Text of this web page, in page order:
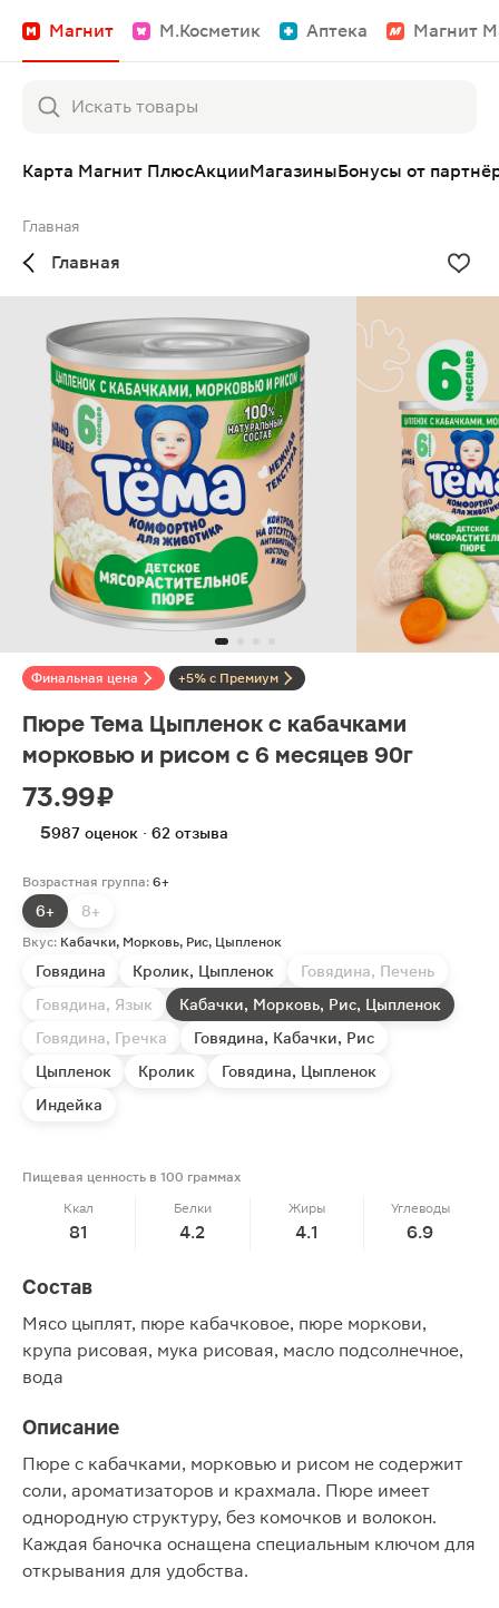
Магнит М.Косметик Аптека Магнит
Карта Магнит ПлюсАкцииМагазиныБонусы от
Главная
Главная
Финальная цена +5% с Премиум
Пюре Тема Цыпленок с кабачками
морковью и рисом с 6 месяцев 90г
73.99 ₽
5987 оценок · 62 отзыва
Возрастная группа: 6+
6+ 8+
Вкус: Кабачки, Морковь, Рис, Цыпленок
Говядина Кролик, Цыпленок
Говядина, Печень
Говядина, Язык
Кабачки, Морковь, Рис, Цыпленок
Говядина, Гречка
Говядина, Кабачки, Рис
Цыпленок
Кролик
Говядина, Цыпленок
Индейка
Пищевая ценность в 100 граммах
Ккал
81
Белки
4.2
Жиры
4.1
Углеводы
6.9
Состав
Мясо цыплят, пюре кабачковое, пюре моркови,
крупа рисовая, мука рисовая, масло подсолнечное,
вода
Описание
Пюре с кабачками, морковью и рисом не содержит
соли, ароматизаторов и крахмала. Пюре имеет
однородную структуру, без комочков и волокон.
Каждая баночка оснащена специальным ключом для
открывания для удобства.